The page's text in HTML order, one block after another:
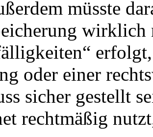
müsste
wirklich
oder einer
sicher gestellt
rechtmäßig